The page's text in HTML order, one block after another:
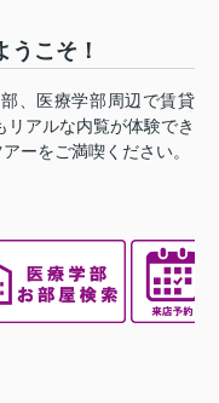
こそ！
、医療学部周辺で賃貸
リアルな内覧が体験でき
ーをご満喫ください。